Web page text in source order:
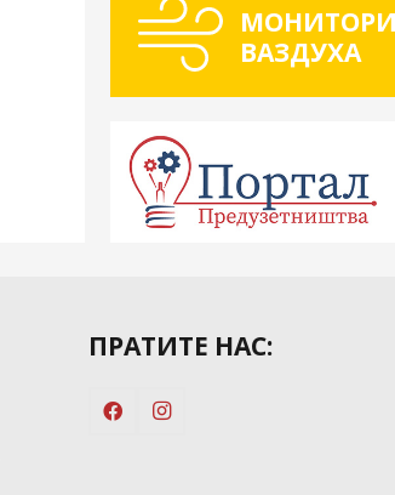
ВАЗДУХА
ПРАТИТЕ НАС: